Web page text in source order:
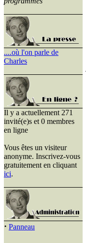
....où l'on parle de
Charles
Il y a actuellement 271
invité(e)s et 0 membres
en ligne
Vous êtes un visiteur
anonyme. Inscrivez-vous
gratuitement en cliquant
ici.
· Panneau